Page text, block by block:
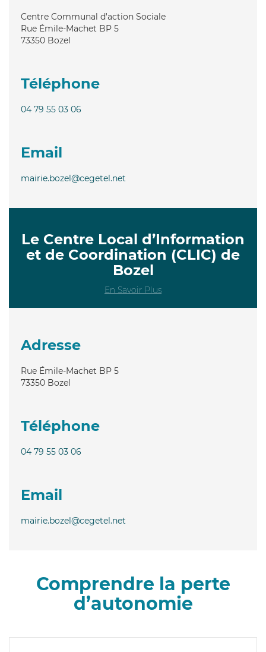
Centre Communal d'action Sociale
Rue Émile-Machet BP 5
73350 Bozel
Téléphone
04 79 55 03 06
Email
mairie.bozel@cegetel.net
Le Centre Local d’Information
et de Coordination (CLIC) de
Bozel
En Savoir Plus
Adresse
Rue Émile-Machet BP 5
73350 Bozel
Téléphone
04 79 55 03 06
Email
mairie.bozel@cegetel.net
Comprendre la perte
d’autonomie